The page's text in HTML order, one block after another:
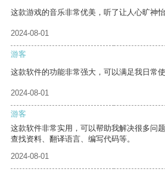
这款游戏的音乐非常优美，听了让人心旷神怡
2024-08-01
游客
这款软件的功能非常强大，可以满足我日常使
2024-08-01
游客
这款软件非常实用，可以帮助我解决很多问
查找资料、翻译语言、编写代码等。
2024-08-01